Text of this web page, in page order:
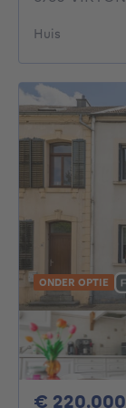
Huis
ONDER OPTIE
€ 220.000